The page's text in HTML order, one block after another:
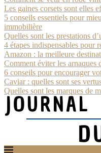
Les gaines corsets sont elles
5 conseils essentiels pour
immobilière
Quelles sont les prestations
4 étapes indispensables pour
Amazon : la meilleure
Comment éviter les arnaques
6 conseils pour encourager
Caviar : quelles sont ses
Quelles sont les marques de